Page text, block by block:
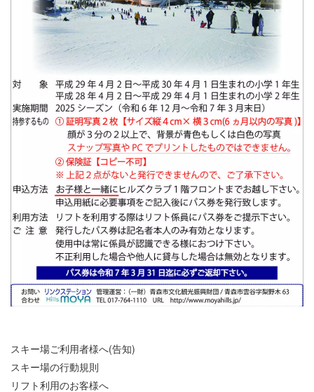
スキー場ご利用者様へ(告知)
スキー場の行動規則
リフト利用のお客様へ